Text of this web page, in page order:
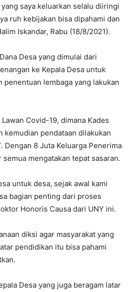
saya keluarkan selalu diiringi
ruh kebijakan bisa dipahami dan
Iskandar, Rabu (18/8/2021).
Desa yang dimulai dari
ke Kepala Desa untuk
penentuan lembaga yang lakukan
Covid-19, dimana Kades
kemudian pendataan dilakukan
Dengan 8 Juta Keluarga Penerima
semua mengatakan tepat sasaran.
untuk desa, sejak awal kami
bagian penting dari proses
Honoris Causa dari UNY ini.
diksi agar masyarakat yang
pendidikan itu bisa pahami
Desa yang juga beragam latar